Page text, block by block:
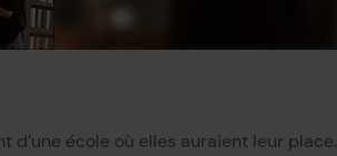
d’une école où elles auraient leur place.